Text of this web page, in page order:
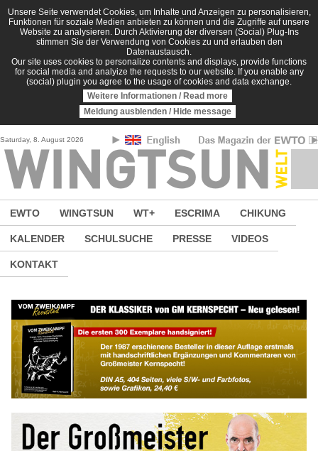
Direkt zum Inhalt
Unsere Seite verwendet Cookies, um Inhalte und Anzeigen zu personalisieren,
Funktionen für soziale Medien anbieten zu können und die Zugriffe auf unsere
Website zu analysieren. Durch Aktivierung der diversen (Social) Plug-Ins
stimmen Sie der Verwendung von Cookies zu und erlauben den
Datenaustausch.
Our site uses cookies to personalize contents and displays, provide functions
for social media and analyize the requests to our website. If you enable any
(social) plugin you agree to the usage of cookies and data exchange.
Weitere Informationen / Read more
Meldung ausblenden / Hide message
Saturday, 8. August 2026
EWTO WINGTSUN WT+ ESCRIMA CHIKUNG
KALENDER SCHULSUCHE PRESSE VIDEOS
KONTAKT